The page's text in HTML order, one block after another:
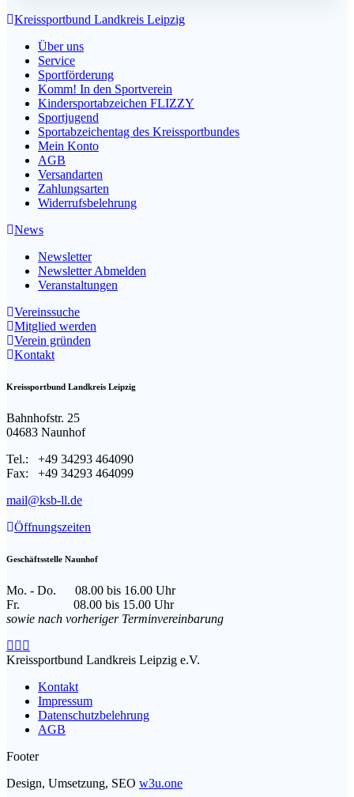
Kreissportbund Landkreis Leipzig
Über uns
Service
Sportförderung
Komm! In den Sportverein
Kindersportabzeichen FLIZZY
Sportjugend
Sportabzeichentag des Kreissportbundes
Mein Konto
AGB
Versandarten
Zahlungsarten
Widerrufsbelehrung
News
Newsletter
Newsletter Abmelden
Veranstaltungen
Vereinssuche
Mitglied werden
Verein gründen
Kontakt
Kreissportbund Landkreis Leipzig
Bahnhofstr. 25
04683 Naunhof
Tel.: +49 34293 464090
Fax: +49 34293 464099
mail@ksb-ll.de
Öffnungszeiten
Geschäftsstelle Naunhof
Mo. - Do. 08.00 bis 16.00 Uhr
Fr. 08.00 bis 15.00 Uhr
sowie nach vorheriger Terminvereinbarung
Facebook
page
new
window
Instagram
page
in
new
window
Mail
opens
in
new
window
Kreissportbund Landkreis Leipzig e.V.
Kontakt
Impressum
Datenschutzbelehrung
AGB
Footer
Design, Umsetzung, SEO w3u.one